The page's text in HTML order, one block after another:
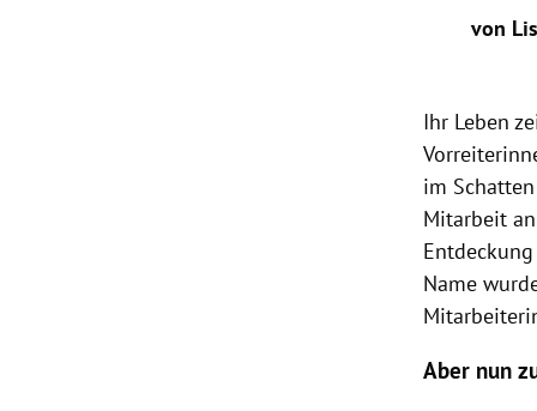
von
Ihr Leben
im
Mitarbeit
Name
Aber nun